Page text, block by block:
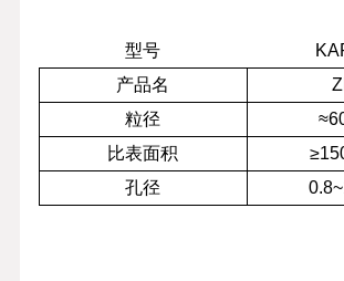
型号
产品名
粒径
比表面积
孔径